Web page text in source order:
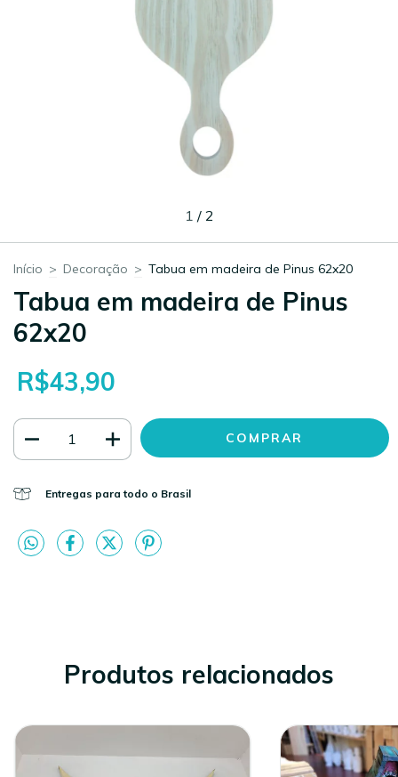
1 / 2
Início > Decoração > Tabua em madeira de Pinus 62x20
Tabua em madeira de Pinus
62x20
R$43,90
Entregas para todo o Brasil
Produtos relacionados